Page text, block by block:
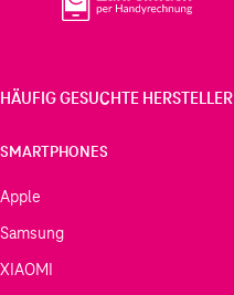
HÄUFIG GESUCHTE HERSTELLER
SMARTPHONES
Apple
Samsung
XIAOMI